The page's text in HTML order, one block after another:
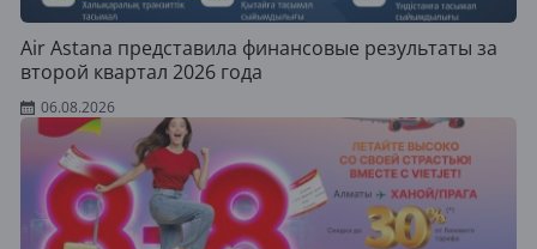
Air Astana представила финансовые результаты за
второй квартал 2026 года
06.08.2026